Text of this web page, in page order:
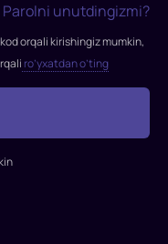
Parolni unutdingizmi?
orqali kirishingiz mumkin,
ro’yxatdan o’ting